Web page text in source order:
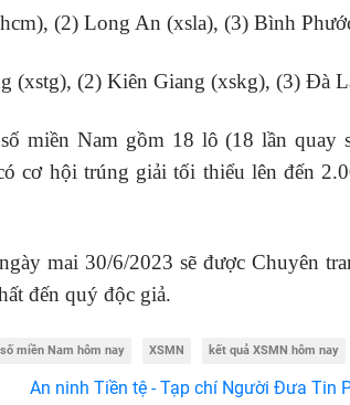
(2) Long An (xsla), (3) Bình
(xstg), (2) Kiên Giang (xskg), (3) Đà
miền Nam gồm 18 lô (18 lần quay
cơ hội trúng giải tối thiểu lên đến
mai 30/6/2023 sẽ được Chuyên
đến quý độc giả.
miền Nam hôm nay XSMN kết quả XSMN hôm nay
An ninh Tiền tệ - Tạp chí Người Đưa Tin